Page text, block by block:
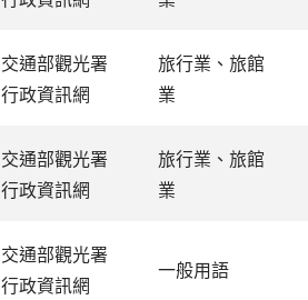
交通部觀光署
行政資訊網
旅行業、旅館
業
交通部觀光署
行政資訊網
旅行業、旅館
業
交通部觀光署
行政資訊網
一般用語